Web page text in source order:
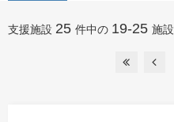
支援施設 25 件中の 19-25 施設